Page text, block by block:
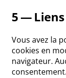
5 —
Vous avez la
cookies en
navigateur.
consentement.